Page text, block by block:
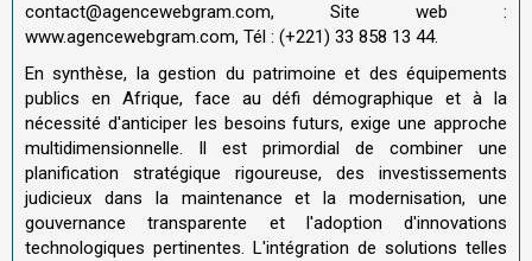
contact@agencewebgram.com, Site web :
www.agencewebgram.com, Tél : (+221) 33 858 13 44.
En synthèse, la gestion du patrimoine et des équipements
publics en Afrique, face au défi démographique et à la
nécessité d'anticiper les besoins futurs, exige une approche
multidimensionnelle. Il est primordial de combiner une
planification stratégique rigoureuse, des investissements
judicieux dans la maintenance et la modernisation, une
gouvernance transparente et l'adoption d'innovations
technologiques pertinentes. L'intégration de solutions telles